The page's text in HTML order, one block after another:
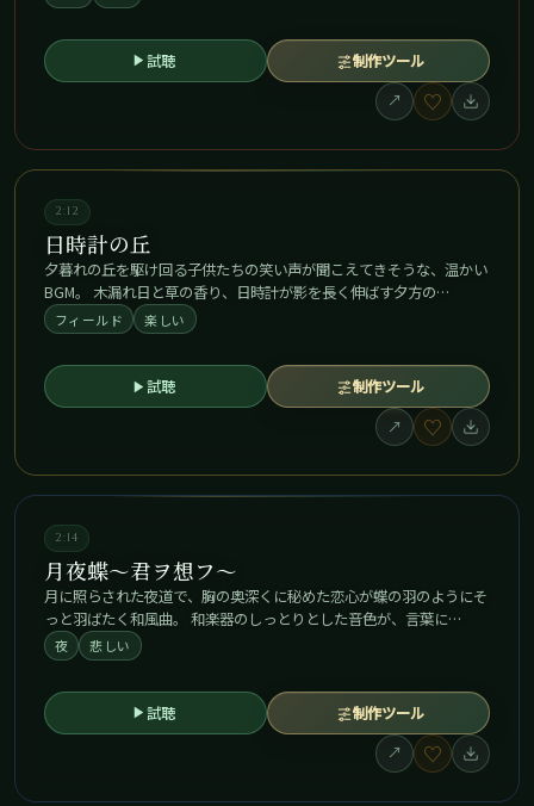
試聴
制作ツール
↗
♡
2:12
日時計の丘
夕暮れの丘を駆け回る子供たちの笑い声が聞こえてきそうな、温かい
BGM。 木漏れ日と草の香り、日時計が影を長く伸ばす夕方の…
フィールド 楽しい
試聴
制作ツール
↗
♡
2:14
月夜蝶～君ヲ想フ～
月に照らされた夜道で、胸の奥深くに秘めた恋心が蝶の羽のようにそ
っと羽ばたく和風曲。 和楽器のしっとりとした音色が、言葉に…
夜 悲しい
試聴
制作ツール
↗
♡